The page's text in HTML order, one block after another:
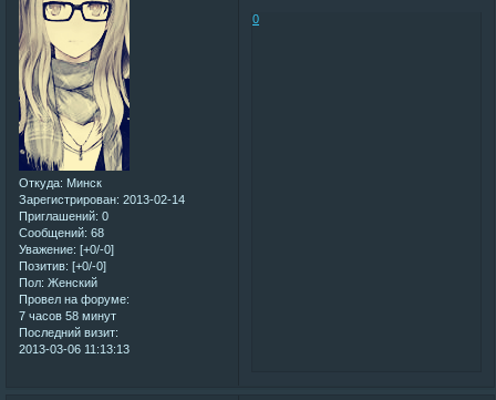
Откуда: Минск
Зарегистрирован: 2013-02-14
Приглашений: 0
Сообщений: 68
Уважение: [+0/-0]
Позитив: [+0/-0]
Пол: Женский
Провел на форуме:
7 часов 58 минут
Последний визит:
2013-03-06 11:13:13
0